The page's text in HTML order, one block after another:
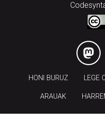
HONI BURUZ LEGE
ARAUAK